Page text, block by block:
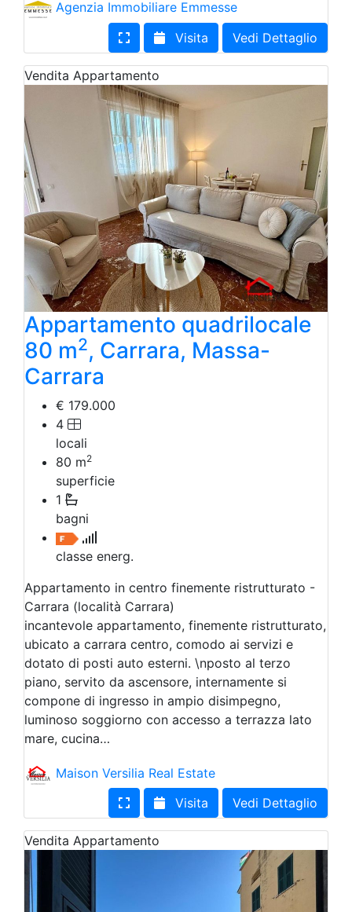
Agenzia Immobiliare Emmesse
Visita
Vedi Dettaglio
Vendita Appartamento
Appartamento quadrilocale
80 m2, Carrara, Massa-
Carrara
€ 179.000
4
locali
80 m2
superficie
1
bagni
classe energ.
Appartamento in centro finemente ristrutturato -
Carrara (località Carrara)
incantevole appartamento, finemente ristrutturato,
ubicato a carrara centro, comodo ai servizi e
dotato di posti auto esterni. \nposto al terzo
piano, servito da ascensore, internamente si
compone di ingresso in ampio disimpegno,
luminoso soggiorno con accesso a terrazza lato
mare, cucina…
Maison Versilia Real Estate
Visita
Vedi Dettaglio
Vendita Appartamento